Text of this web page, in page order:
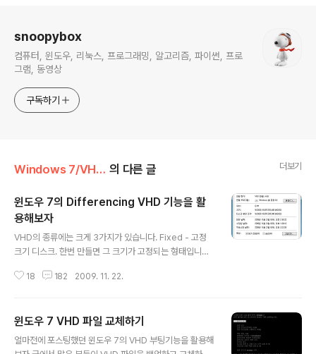
snoopybox
컴퓨터, 윈도우, 리눅스, 프로그래밍, 알고리즘, 파이썬, 프로
그램, 동영상
구독하기
Windows 7/VHD 이야기 의 다른 글 더보기
윈도우 7의 Differencing VHD 기능을 활
용해보자
VHD의 종류에는 크게 3가지가 있습니다. Fixed - 고정
크기 디스크. 한번 만들면 그 크기가 고정되는 형태입니다.
가 점점 증가하는 유동적인 형태입니다. Differencing -
글에서 wing4bee님께서 알려주신 내용인데, 언제 한번
내용을 알아봐야겠다고 생각만 했다가 이번에 XP 모드 관
련 글을 포스팅하면서 XP 모드가 바로 이 Differencing
18 182 2009. 11. 22.
윈도우 7 VHD 파일 교체하기
얼마전에 포스팅했던 윈도우 7의 VHD 부팅기능을 활용해